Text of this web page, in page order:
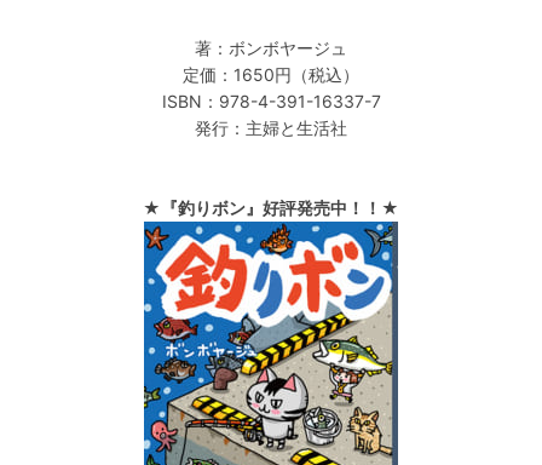
著：ボンボヤージュ
定価：1650円（税込）
ISBN：978-4-391-16337-7
発行：主婦と生活社
★『釣りボン』好評発売中！！★